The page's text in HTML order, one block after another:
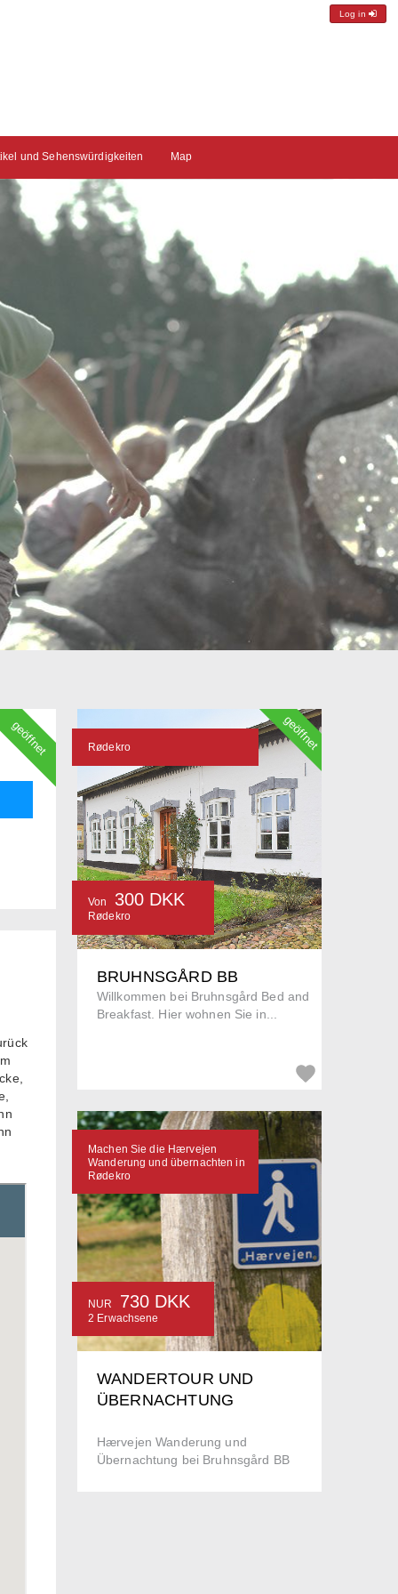
Log in
und Sehenswürdigkeiten Map
geöffnet
BRUHNSGÅRD BB
Willkommen bei Bruhnsgård Bed and
Breakfast. Hier wohnen Sie in...
Rødekro
Von 300 DKK
Rødekro
geöffnet
WANDERTOUR UND
ÜBERNACHTUNG
Hærvejen Wanderung und
Übernachtung bei Bruhnsgård BB
Machen Sie die Hærvejen
Wanderung und übernachten in
Rødekro
NUR 730 DKK
2 Erwachsene